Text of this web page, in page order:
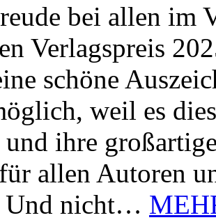
bei allen im
Verlagspreis
schöne
weil es
ihre
allen Autoren
Und nicht…